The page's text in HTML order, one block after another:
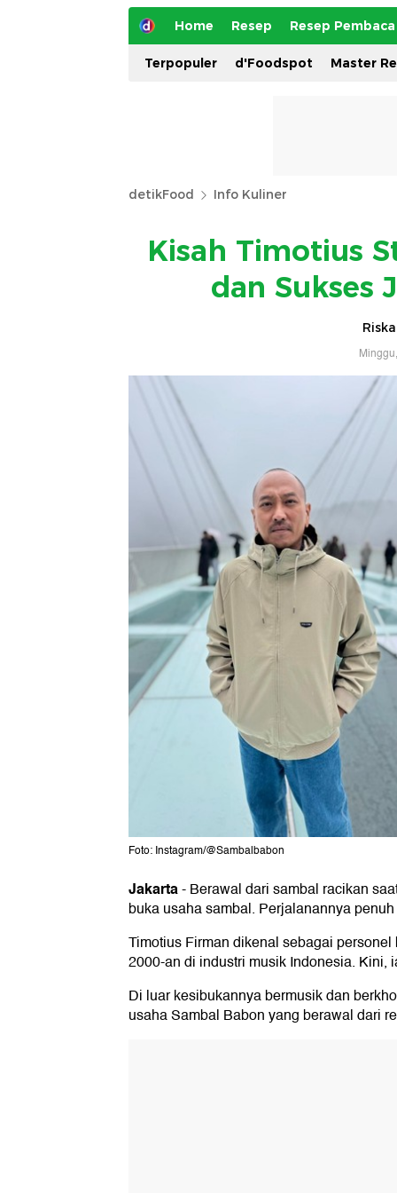
Home Resep Resep Pembaca
Terpopuler d'Foodspot Master
detikFood Info Kuliner
Kisah Timotius
dan Sukses
Foto: Instagram/@Sambalbabon
Jakarta-Berawal dari sambal racikan
buka usaha sambal. Perjalanannya
Timotius Firman dikenal sebagai
2000-an di industri musik Indonesia. Kini,
Di luar kesibukannya bermusik dan
usaha Sambal Babon yang berawal dari